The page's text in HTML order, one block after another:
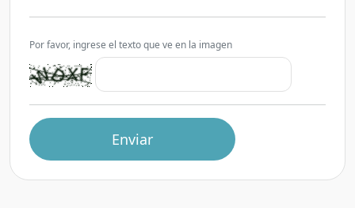
Por favor, ingrese el texto que ve en la imagen
Enviar